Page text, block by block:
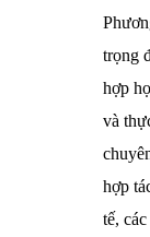
trọng
hợp
và
hợp
tế,